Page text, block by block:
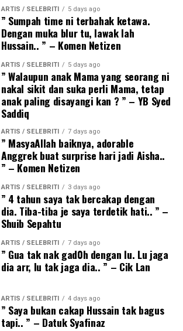
ARTIS / SELEBRITI 5 days ago
” Sumpah time ni terbahak ketawa.
Dengan muka blur tu, lawak lah
Hussain.. ” – Komen Netizen
ARTIS / SELEBRITI 5 days ago
” Walaupun anak Mama yang seorang ni
nakal sikit dan suka perli Mama, tetap
anak paling disayangi kan ? ” – YB Syed
Saddiq
ARTIS / SELEBRITI 7 days ago
” MasyaAllah baiknya, adorable
Anggrek buat surprise hari jadi Aisha..
” – Komen Netizen
ARTIS / SELEBRITI 3 days ago
” 4 tahun saya tak bercakap dengan
dia. Tiba-tiba je saya terdetik hati.. ” –
Shuib Sepahtu
ARTIS / SELEBRITI 7 days ago
” Gua tak nak gad0h dengan lu. Lu jaga
dia arr, lu tak jaga dia.. ” – Cik Lan
ARTIS / SELEBRITI 4 days ago
” Saya bukan cakap Hussain tak bagus
tapi.. ” – Datuk Syafinaz